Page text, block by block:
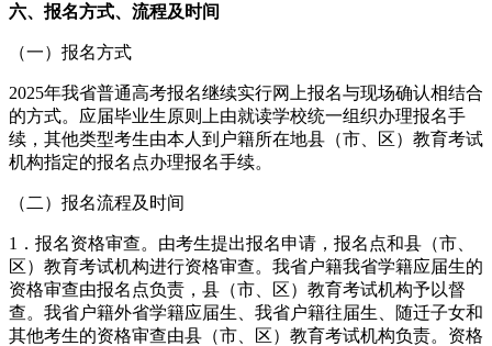
六、报名方式、流程及时间
（一）报名方式
2025年我省普通高考报名继续实行网上报名与现场确认相结合
的方式。应届毕业生原则上由就读学校统一组织办理报名手
续，其他类型考生由本人到户籍所在地县（市、区）教育考试
机构指定的报名点办理报名手续。
（二）报名流程及时间
1．报名资格审查。由考生提出报名申请，报名点和县（市、
区）教育考试机构进行资格审查。我省户籍我省学籍应届生的
资格审查由报名点负责，县（市、区）教育考试机构予以督
查。我省户籍外省学籍应届生、我省户籍往届生、随迁子女和
其他考生的资格审查由县（市、区）教育考试机构负责。资格